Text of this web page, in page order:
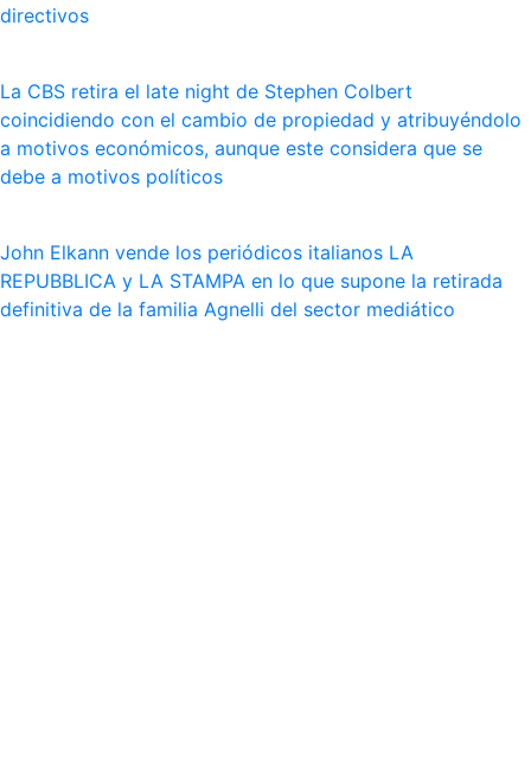
directivos
La CBS retira el late night de Stephen Colbert
coincidiendo con el cambio de propiedad y atribuyéndolo
a motivos económicos, aunque este considera que se
debe a motivos políticos
John Elkann vende los periódicos italianos LA
REPUBBLICA y LA STAMPA en lo que supone la retirada
definitiva de la familia Agnelli del sector mediático